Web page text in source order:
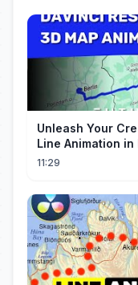
Unleash Your
Line Animation in
11:29